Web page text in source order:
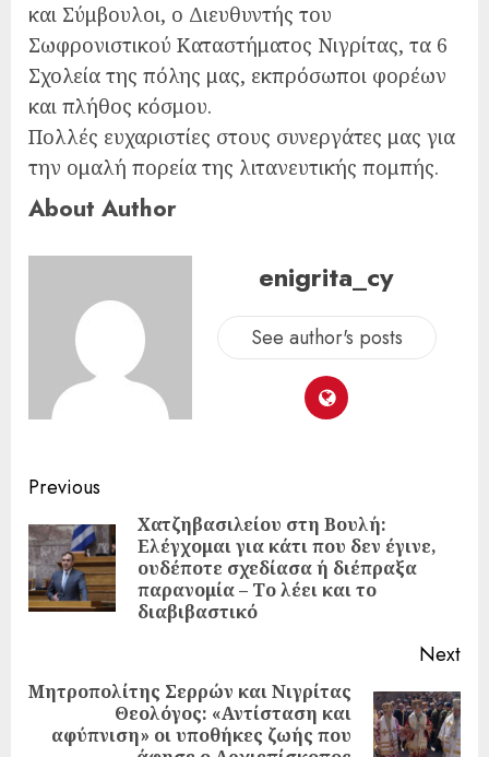
και Σύμβουλοι, ο Διευθυντής του
Σωφρονιστικού Καταστήματος Νιγρίτας, τα 6
Σχολεία της πόλης μας, εκπρόσωποι φορέων
και πλήθος κόσμου.
Πολλές ευχαριστίες στους συνεργάτες μας για
την ομαλή πορεία της λιτανευτικής πομπής.
About Author
enigrita_cy
See author's posts
Previous
Χατζηβασιλείου στη Βουλή:
Ελέγχομαι για κάτι που δεν έγινε,
ουδέποτε σχεδίασα ή διέπραξα
παρανομία – Το λέει και το
διαβιβαστικό
Next
Μητροπολίτης Σερρών και Νιγρίτας
Θεολόγος: «Αντίσταση και
αφύπνιση» οι υποθήκες ζωής που